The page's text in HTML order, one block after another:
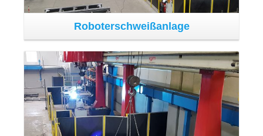
CNC-Fertigungsplätze